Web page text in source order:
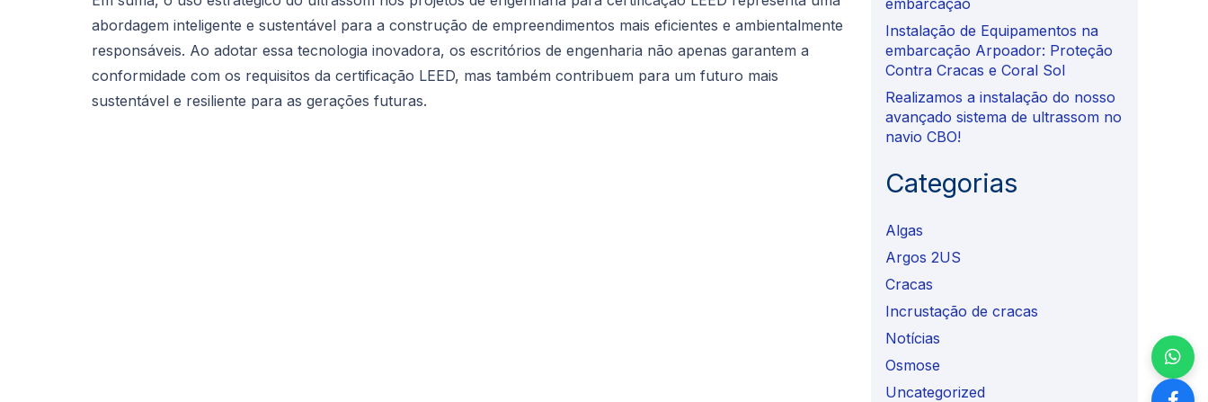
abordagem inteligente e sustentável para a construção de empreendimentos mais eficientes e ambientalmente
responsáveis. Ao adotar essa tecnologia inovadora, os escritórios de engenharia não apenas garantem a
conformidade com os requisitos da certificação LEED, mas também contribuem para um futuro mais
sustentável e resiliente para as gerações futuras.
Instalação de Equipamentos na
embarcação Arpoador: Proteção
Contra Cracas e Coral Sol
Realizamos a instalação do nosso
avançado sistema de ultrassom no
navio CBO!
Categorias
Algas
Argos 2US
Cracas
Incrustação de cracas
Notícias
Osmose
Uncategorized